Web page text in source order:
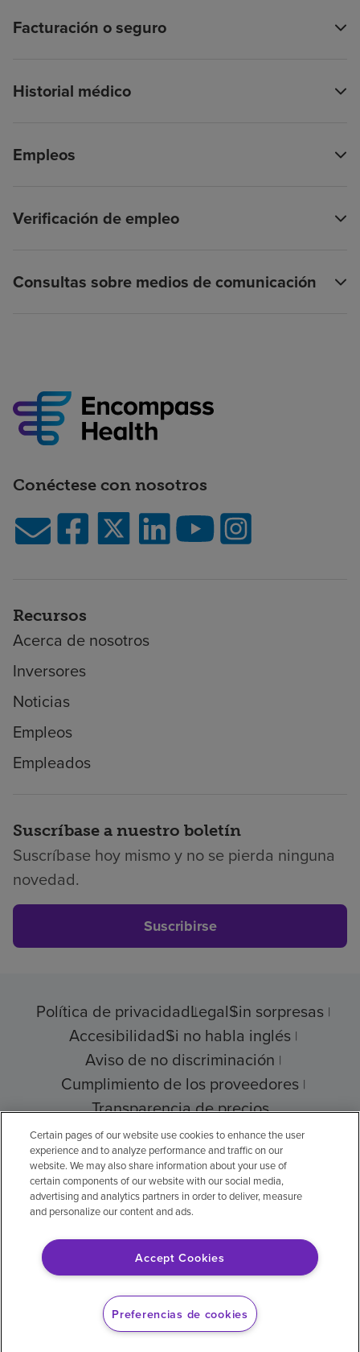
Facturación o seguro
Historial médico
Empleos
Verificación de empleo
Consultas sobre medios de comunicación
Conéctese con nosotros
Recursos
Acerca de nosotros
Inversores
Noticias
Empleos
Empleados
Suscríbase a nuestro boletín
Suscríbase hoy mismo y no se pierda ninguna
novedad.
Suscribirse
Política de privacidadLegalSin sorpresas
AccesibilidadSi no habla inglés
Aviso de no discriminación
Cumplimiento de los proveedores
Transparencia de precios
© 2026 Encompass Health Corporation
Preferencias de cookies
Aviso legal: Se tradujo con la ayuda de
inteligencia artificial (IA). La versión en inglés
es la versión oficial.
Certain pages of our website use cookies to enhance the user
experience and to analyze performance and traffic on our
website. We may also share information about your use of
certain components of our website with our social media,
advertising and analytics partners in order to deliver, measure
and personalize our content and ads.
Accept Cookies
Preferencias de cookies